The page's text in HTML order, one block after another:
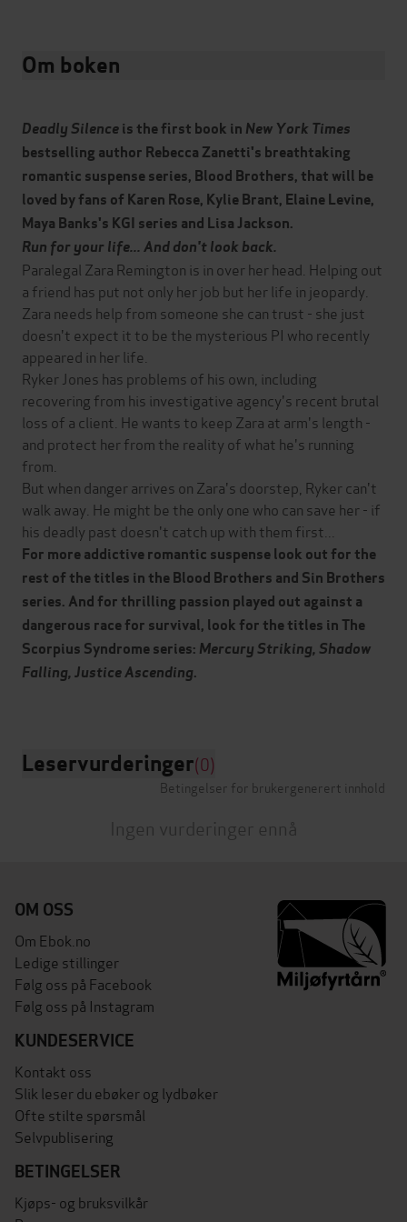
Om boken
Deadly Silenceis the first book in New York Times
bestselling author Rebecca Zanetti's breathtaking
romantic suspense series, Blood Brothers, that will be
loved by fans of Karen Rose, Kylie Brant, Elaine Levine,
Maya Banks's KGI series and Lisa Jackson.
Run for your life... And don't look back.
Paralegal Zara Remington is in over her head. Helping out
a friend has put not only her job but her life in jeopardy.
Zara needs help from someone she can trust - she just
doesn't expect it to be the mysterious PI who recently
appeared in her life.
Ryker Jones has problems of his own, including
recovering from his investigative agency's recent brutal
loss of a client. He wants to keep Zara at arm's length -
and protect her from the reality of what he's running
from.
But when danger arrives on Zara's doorstep, Ryker can't
walk away. He might be the only one who can save her - if
his deadly past doesn't catch up with them first...
For more addictive romantic suspense look out for the
rest of the titles in the Blood Brothers and Sin Brothers
series. And for thrilling passion played out against a
dangerous race for survival, look for the titles in The
Scorpius Syndrome series: Mercury Striking, Shadow
Falling, Justice Ascending.
Leservurderinger(0)
Betingelser for brukergenerert innhold
Ingen vurderinger ennå
OM OSS
Om Ebok.no
Ledige stillinger
Følg oss på Facebook
Følg oss på Instagram
KUNDESERVICE
Kontakt oss
Slik leser du ebøker og lydbøker
Ofte stilte spørsmål
Selvpublisering
BETINGELSER
Kjøps- og bruksvilkår